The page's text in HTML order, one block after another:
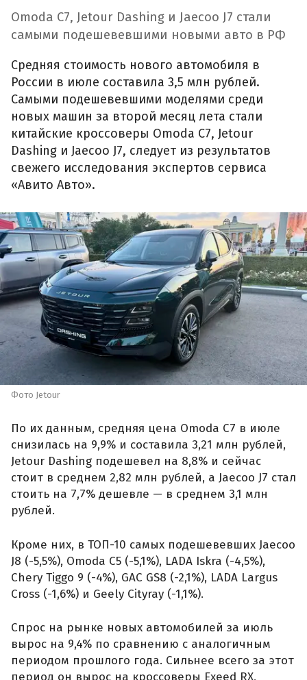
Omoda C7, Jetour Dashing и Jaecoo J7 стали
самыми подешевевшими новыми авто в РФ
Средняя стоимость нового автомобиля в
России в июле составила 3,5 млн рублей.
Самыми подешевевшими моделями среди
новых машин за второй месяц лета стали
китайские кроссоверы Omoda C7, Jetour
Dashing и Jaecoo J7, следует из результатов
свежего исследования экспертов сервиса
«Авито Авто».
Фото Jetour
По их данным, средняя цена Omoda C7 в июле
снизилась на 9,9% и составила 3,21 млн рублей,
Jetour Dashing подешевел на 8,8% и сейчас
стоит в среднем 2,82 млн рублей, а Jaecoo J7 стал
стоить на 7,7% дешевле — в среднем 3,1 млн
рублей.
Кроме них, в ТОП-10 самых подешевевших Jaecoo
J8 (-5,5%), Omoda C5 (-5,1%), LADA Iskra (-4,5%),
Chery Tiggo 9 (-4%), GAC GS8 (-2,1%), LADA Largus
Cross (-1,6%) и Geely Cityray (-1,1%).
Спрос на рынке новых автомобилей за июль
вырос на 9,4% по сравнению с аналогичным
периодом прошлого года. Сильнее всего за этот
период он вырос на кроссоверы Exeed RX,